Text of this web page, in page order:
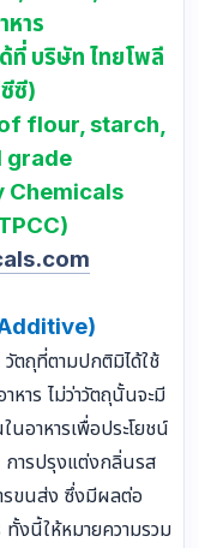
หาร
ที่ บริษัท ไทยโพลี
ซี)
flour, starch,
grade
Chemicals
ตถุที่ตามปกติมิได้ใช้
าร ไม่ว่าวัตถุนั้นจะมี
นอาหารเพื่อประโยชน์
การปรุงแต่งกลิ่นรส
รขนส่ง ซึ่งมีผลต่อ
งนี้ให้หมายความรวม